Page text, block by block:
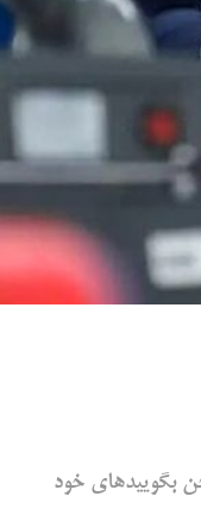
بگویید‌های خود